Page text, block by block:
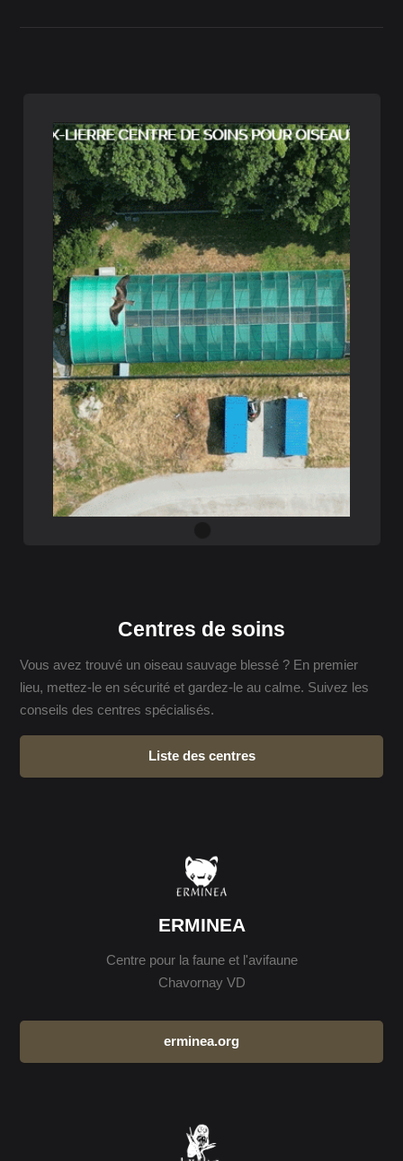
Centres de soins
Vous avez trouvé un oiseau sauvage blessé ? En premier
lieu, mettez-le en sécurité et gardez-le au calme. Suivez les
conseils des centres spécialisés.
Liste des centres
ERMINEA
Centre pour la faune et l'avifaune
Chavornay VD
erminea.org